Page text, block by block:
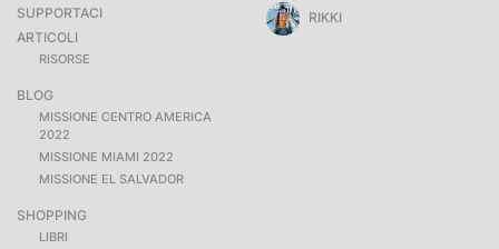
SUPPORTACI
ARTICOLI
RISORSE
BLOG
MISSIONE CENTRO AMERICA
2022
MISSIONE MIAMI 2022
MISSIONE EL SALVADOR
SHOPPING
LIBRI
RIKKI